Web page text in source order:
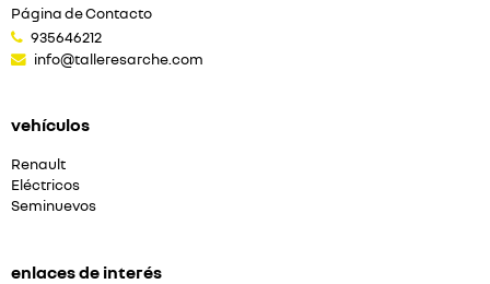
Página de Contacto
935646212
info@talleresarche.com
vehículos
Renault
Eléctricos
Seminuevos
enlaces de interés